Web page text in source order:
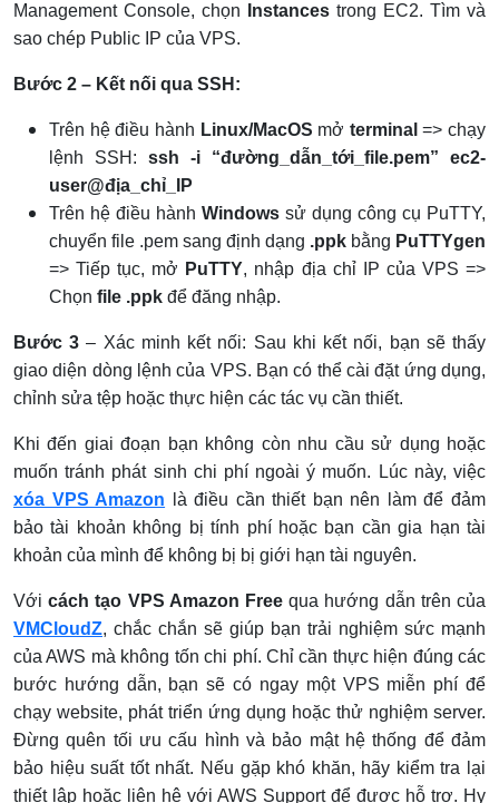
Management Console, chọn
Instances trong EC2. Tìm và
sao chép Public IP của VPS.
Bước 2 – Kết nối qua SSH:
Trên hệ điều hành Linux/MacOS mở terminal => chạy
lệnh SSH: ssh -i “đường_dẫn_tới_file.pem” ec2-
user@địa_chỉ_IP
Trên hệ điều hành Windows sử dụng công cụ PuTTY,
chuyển file .pem sang định dạng .ppk bằng PuTTYgen
=> Tiếp tục, mở PuTTY, nhập địa chỉ IP của VPS =>
Chọn file .ppk để đăng nhập.
Bước 3 – Xác minh kết nối: Sau khi kết nối, bạn sẽ thấy
giao diện dòng lệnh của VPS. Bạn có thể cài đặt ứng dụng,
chỉnh sửa tệp hoặc thực hiện các tác vụ cần thiết.
Khi đến giai đoạn bạn không còn nhu cầu sử dụng hoặc
muốn tránh phát sinh chi phí ngoài ý muốn. Lúc này, việc
xóa VPS Amazon là điều cần thiết bạn nên làm để đảm
bảo tài khoản không bị tính phí hoặc bạn cần gia hạn tài
khoản của mình để không bị bị giới hạn tài nguyên.
Với cách tạo VPS Amazon Free qua hướng dẫn trên của
VMCloudZ, chắc chắn sẽ giúp bạn trải nghiệm sức mạnh
của AWS mà không tốn chi phí. Chỉ cần thực hiện đúng các
bước hướng dẫn, bạn sẽ có ngay một VPS miễn phí để
chạy website, phát triển ứng dụng hoặc thử nghiệm server.
Đừng quên tối ưu cấu hình và bảo mật hệ thống để đảm
bảo hiệu suất tốt nhất. Nếu gặp khó khăn, hãy kiểm tra lại
thiết lập hoặc liên hệ với AWS Support để được hỗ trợ. Hy